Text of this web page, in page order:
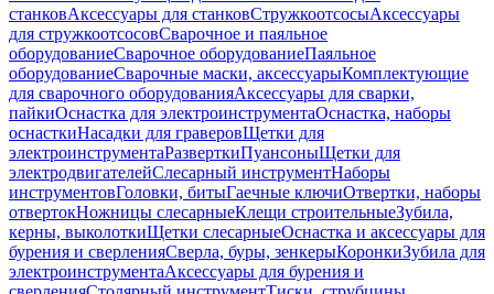
станковАксессуары для станковСтружкоотсосыАксессуары
для стружкоотсосовСварочное и паяльное
оборудованиеСварочное оборудованиеПаяльное
оборудованиеСварочные маски, аксессуарыКомплектующие
для сварочного оборудованияАксессуары для сварки,
пайкиОснастка для электроинструментаОснастка, наборы
оснасткиНасадки для граверовЩетки для
электроинструментаРазверткиПуансоныЩетки для
электродвигателейСлесарный инструментНаборы
инструментовГоловки, битыГаечные ключиОтвертки, наборы
отвертокНожницы слесарныеКлещи строительныеЗубила,
керны, выколоткиЩетки слесарныеОснастка и аксессуары для
бурения и сверленияСверла, буры, зенкерыКоронкиЗубила для
электроинструментаАксессуары для бурения и